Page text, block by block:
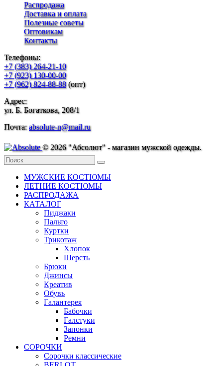
Распродажа
Доставка и оплата
Полезные советы
Оптовикам
Контакты
Телефоны:
+7 (383) 264-21-10
+7 (923) 130-00-00
+7 (962) 824-88-88(опт)
Адрес:
ул. Б. Богаткова, 208/1
Почта:absolute-n@mail.ru
© 2026 "Абсолют" - магазин мужской одежды.
МУЖСКИЕ КОСТЮМЫ
ЛЕТНИЕ КОСТЮМЫ
РАСПРОДАЖА
КАТАЛОГ
Пиджаки
Пальто
Куртки
Трикотаж
Хлопок
Шерсть
Брюки
Джинсы
Креатив
Обувь
Галантерея
Бабочки
Галстуки
Запонки
Ремни
СОРОЧКИ
Сорочки классические